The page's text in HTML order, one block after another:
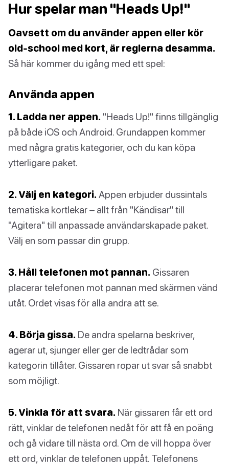
Hur spelar man "Heads Up!"
Oavsett om du använder appen eller kör
old-school med kort, är reglerna desamma.
Så här kommer du igång med ett spel:
Använda appen
1. Ladda ner appen. "Heads Up!" finns tillgänglig
på både iOS och Android. Grundappen kommer
med några gratis kategorier, och du kan köpa
ytterligare paket.
2. Välj en kategori. Appen erbjuder dussintals
tematiska kortlekar – allt från "Kändisar" till
"Agitera" till anpassade användarskapade paket.
Välj en som passar din grupp.
3. Håll telefonen mot pannan. Gissaren
placerar telefonen mot pannan med skärmen vänd
utåt. Ordet visas för alla andra att se.
4. Börja gissa. De andra spelarna beskriver,
agerar ut, sjunger eller ger de ledtrådar som
kategorin tillåter. Gissaren ropar ut svar så snabbt
som möjligt.
5. Vinkla för att svara. När gissaren får ett ord
rätt, vinklar de telefonen nedåt för att få en poäng
och gå vidare till nästa ord. Om de vill hoppa över
ett ord, vinklar de telefonen uppåt. Telefonens